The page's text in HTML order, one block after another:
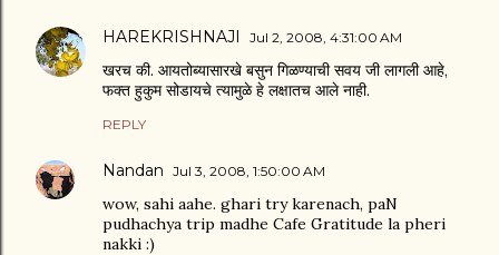
HAREKRISHNAJI Jul 2, 2008, 4:31:00 AM
खरच की. आयतोब्यासारखे बसुन गिळण्याची सवय जी लागली आहे,
फक्त हुकुम सोडायचे त्यामुळे हे लक्षातच आले नाही.
REPLY
Nandan Jul 3, 2008, 1:50:00 AM
wow, sahi aahe. ghari try karenach, paN
pudhachya trip madhe Cafe Gratitude la pheri
nakki :)